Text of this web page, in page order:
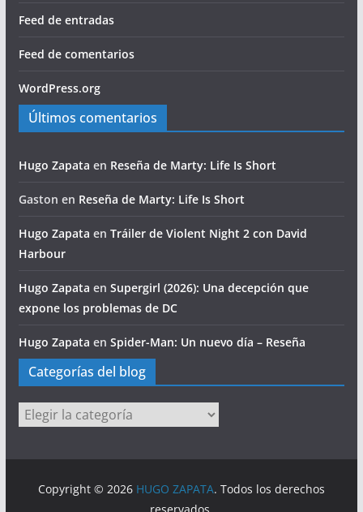
Feed de entradas
Feed de comentarios
WordPress.org
Últimos comentarios
Hugo Zapata en Reseña de Marty: Life Is Short
Gaston en Reseña de Marty: Life Is Short
Hugo Zapata en Tráiler de Violent Night 2 con David
Harbour
Hugo Zapata en Supergirl (2026): Una decepción que
expone los problemas de DC
Hugo Zapata en Spider-Man: Un nuevo día – Reseña
Categorías del blog
Categorías
del
Copyright © 2026 HUGO ZAPATA. Todos los derechos